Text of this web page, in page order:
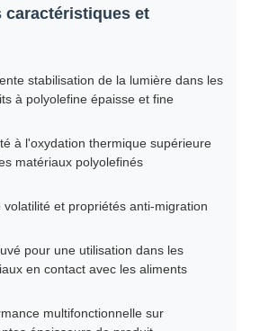
caractéristiques et
stabilisation de la lumière dans les
à polyolefine épaisse et fine
à l'oxydation thermique supérieure
matériaux polyolefinés
volatilité et propriétés anti-migration
pour une utilisation dans les
en contact avec les aliments
multifonctionnelle sur